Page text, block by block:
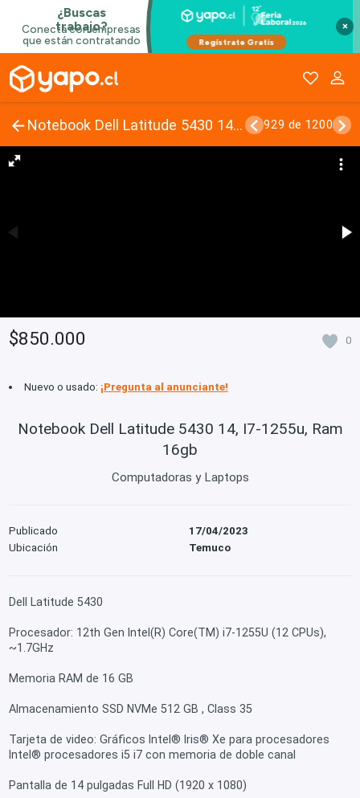
×
Notebook Dell Latitude 5430 14, I7-1255u, Ram 16gb 929 de 1200
$850.000 0
Nuevo o usado: ¡Pregunta al anunciante!
Notebook Dell Latitude 5430 14, I7-1255u, Ram
16gb
Computadoras y Laptops
Publicado
17/04/2023
Ubicación
Temuco
Dell Latitude 5430
Procesador: 12th Gen Intel(R) Core(TM) i7-1255U (12 CPUs),
~1.7GHz
Memoria RAM de 16 GB
Almacenamiento SSD NVMe 512 GB , Class 35
Tarjeta de video: Gráficos Intel® Iris® Xe para procesadores
Intel® procesadores i5 i7 con memoria de doble canal
Pantalla de 14 pulgadas Full HD (1920 x 1080)